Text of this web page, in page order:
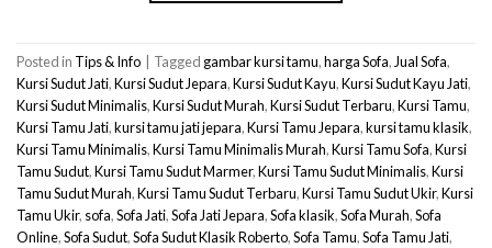
Posted in Tips & Info Tagged gambar kursi tamu,harga Sofa,Jual Sofa,
Kursi Sudut Jati,Kursi Sudut Jepara,Kursi Sudut Kayu,Kursi Sudut Kayu Jati,
Kursi Sudut Minimalis,Kursi Sudut Murah,Kursi Sudut Terbaru,Kursi Tamu,
Kursi Tamu Jati,kursi tamu jati jepara,Kursi Tamu Jepara,kursi tamu klasik,
Kursi Tamu Minimalis,Kursi Tamu Minimalis Murah,Kursi Tamu Sofa,Kursi
Tamu Sudut,Kursi Tamu Sudut Marmer,Kursi Tamu Sudut Minimalis,Kursi
Tamu Sudut Murah,Kursi Tamu Sudut Terbaru,Kursi Tamu Sudut Ukir,Kursi
Tamu Ukir, sofa,Sofa Jati,Sofa Jati Jepara,Sofa klasik,Sofa Murah,Sofa
Online,Sofa Sudut,Sofa Sudut Klasik Roberto,Sofa Tamu,Sofa Tamu Jati,